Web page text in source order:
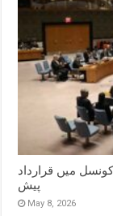
میں قرارداد
پیش
May 8, 2026